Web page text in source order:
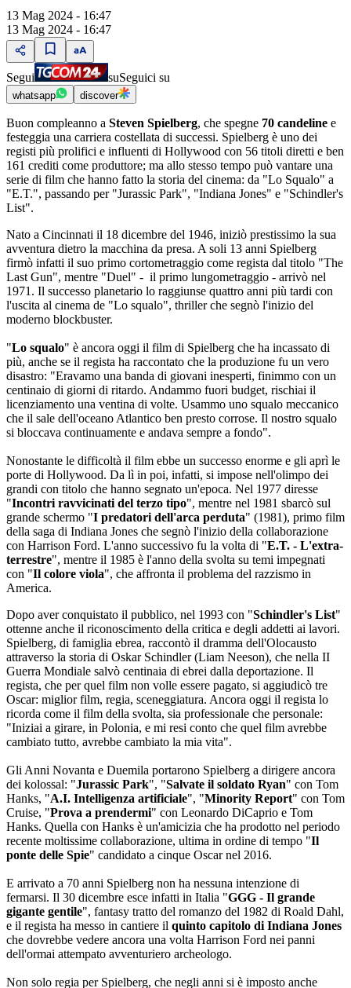
13 Mag 2024 - 16:47
13 Mag 2024 - 16:47
Segui suSeguici su
whatsapp discover
Buon compleanno a Steven Spielberg, che spegne 70 candeline e
festeggia una carriera costellata di successi. Spielberg è uno dei
registi più prolifici e influenti di Hollywood con 56 titoli diretti e ben
161 crediti come produttore; ma allo stesso tempo può vantare una
serie di film che hanno fatto la storia del cinema: da "Lo Squalo" a
"E.T.", passando per "Jurassic Park", "Indiana Jones" e "Schindler's
List".
Nato a Cincinnati il 18 dicembre del 1946, iniziò prestissimo la sua
avventura dietro la macchina da presa. A soli 13 anni Spielberg
firmò infatti il suo primo cortometraggio come regista dal titolo "The
Last Gun", mentre "Duel" - il primo lungometraggio - arrivò nel
1971. Il successo planetario lo raggiunse quattro anni più tardi con
l'uscita al cinema de "Lo squalo", thriller che segnò l'inizio del
moderno blockbuster.
"Lo squalo" è ancora oggi il film di Spielberg che ha incassato di
più, anche se il regista ha raccontato che la produzione fu un vero
disastro: "Eravamo una banda di giovani inesperti, finimmo con un
centinaio di giorni di ritardo. Andammo fuori budget, rischiai il
licenziamento una ventina di volte. Usammo uno squalo meccanico
che il sale dell'oceano Atlantico ben presto corrose. Il nostro squalo
si bloccava continuamente e andava sempre a fondo".
Nonostante le difficoltà il film ebbe un successo enorme e gli aprì le
porte di Hollywood. Da lì in poi, infatti, si impose nell'olimpo dei
grandi con titolo che hanno segnato un'epoca. Nel 1977 diresse
"Incontri ravvicinati del terzo tipo", mentre nel 1981 sbarcò sul
grande schermo "I predatori dell'arca perduta" (1981), primo film
della saga di Indiana Jones che segnò l'inizio della collaborazione
con Harrison Ford. L'anno successivo fu la volta di "E.T. - L'extra-
terrestre", mentre il 1985 è l'anno della svolta su temi impegnati
con "Il colore viola", che affronta il problema del razzismo in
America.
Dopo aver conquistato il pubblico, nel 1993 con "Schindler's List"
ottenne anche il riconoscimento della critica e degli addetti ai lavori.
Spielberg, di famiglia ebrea, raccontò il dramma dell'Olocausto
attraverso la storia di Oskar Schindler (Liam Neeson), che nella II
Guerra Mondiale salvò centinaia di ebrei dalla deportazione. Il
regista, che per quel film non volle essere pagato, si aggiudicò tre
Oscar: miglior film, regia, sceneggiatura. Ancora oggi il regista lo
ricorda come il film della svolta, sia professionale che personale:
"Iniziai a girare, in Polonia, e mi resi conto che quel film avrebbe
cambiato tutto, avrebbe cambiato la mia vita".
Gli Anni Novanta e Duemila portarono Spielberg a dirigere ancora
dei kolossal: "Jurassic Park", "Salvate il soldato Ryan" con Tom
Hanks, "A.I. Intelligenza artificiale", "Minority Report" con Tom
Cruise, "Prova a prendermi" con Leonardo DiCaprio e Tom
Hanks. Quella con Hanks è un'amicizia che ha prodotto nel periodo
recente moltissime collaborazione, ultima in ordine di tempo "Il
ponte delle Spie" candidato a cinque Oscar nel 2016.
E arrivato a 70 anni Spielberg non ha nessuna intenzione di
fermarsi. Il 30 dicembre esce infatti in Italia "GGG - Il grande
gigante gentile", fantasy tratto del romanzo del 1982 di Roald Dahl,
e il regista ha messo in cantiere il quinto capitolo di Indiana Jones
che dovrebbe vedere ancora una volta Harrison Ford nei panni
dell'ormai attempato avventuriero archeologo.
Non solo regia per Spielberg, che negli anni si è imposto anche